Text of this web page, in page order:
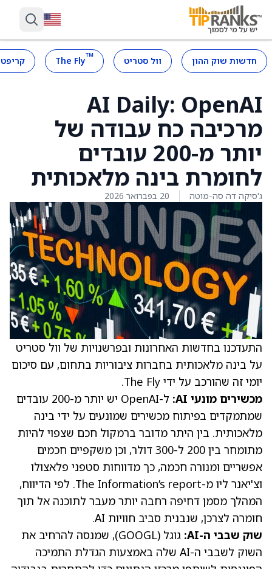
חדשות שוק ההון וול סטריט ™
The Fly
AI Daily: OpenAI
מרכיבה כח עבודה של
יותר מ-200 עובדים
לחומרת בינה מלאכותית
ג'סיקה דה סה-מוטה 20 בפברואר 2026
התעדכנו בחדשות האחרונות ובפרשנויות של וול סטריט
על בינה מלאכותית בחברות ציבוריות בתחום, עם סיכום
יומי זה שהורכב על ידי The Fly.
מכשירים מונעי AI:
ל-OpenAI יש יותר מ-200 עובדים
שמתמקדים בפיתוח מכשירים שמונעים על ידי בינה
מלאכותית. בין היתר מדובר ברמקול חכם שצפוי להיות
מתומחר בין 200 ל-300 דולר, וכן משקפיים חכמים
אפשריים ומנורה חכמה, כך מדווחות סטפני פלאצולו
וצ'יאנר ליו מ-The Information’sreport
. לפי הדיווח,
המהלך מסמן דחיפה רחבה יותר מעבר לתוכנה אל תוך
חומרה לצרכן, שנבנית סביב חוויות AI.
שוק שבבי ה-AI:
גוגל (
GOOGL), שמנסה להרחיב את
השוק לשבבי ה-AI שלה באמצעות הגדלת התמיכה